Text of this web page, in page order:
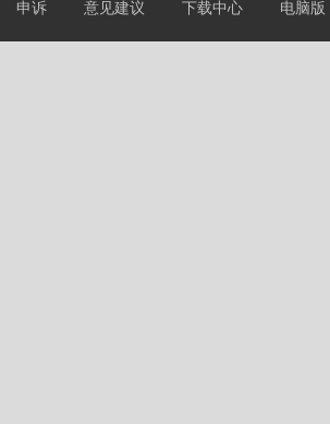
申诉 意见建议 下载中心 电脑版